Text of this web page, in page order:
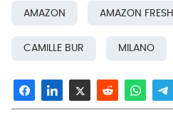
AMAZON AMAZON FRESH
CAMILLE BUR MILANO